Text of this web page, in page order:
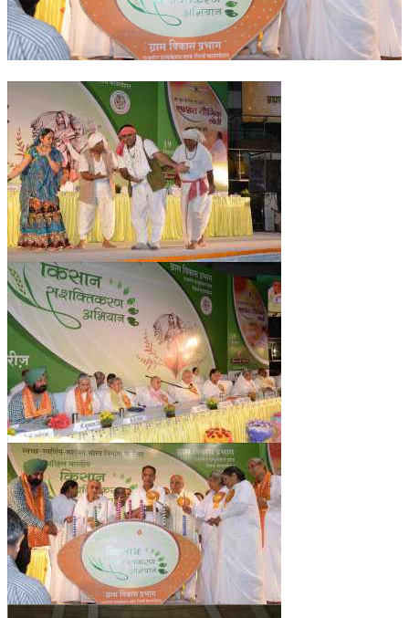
OM SHANTI RETREAT CENTRE
PEACE PARK
SHANTIVAN (FOREST OF PEACE)
SHANTI SAROVAR – RAIPUR
SHANTI SAROVAR – HYDERABAD
ASSOCIATION WITH UN
AFFILIATIONS
ACCOLADES
HISTORY
PRAJAPITA BRAHMA – THE FOUNDER
OTHER COURSES
BRAHMAKUMARIS OPINION BOOK
NEWS/EVENTS
NATIONAL NEWS
INTERNATIONAL NEWS
VIDEO NEWS
RERF SERVICE WINGS
SOCIAL MORE